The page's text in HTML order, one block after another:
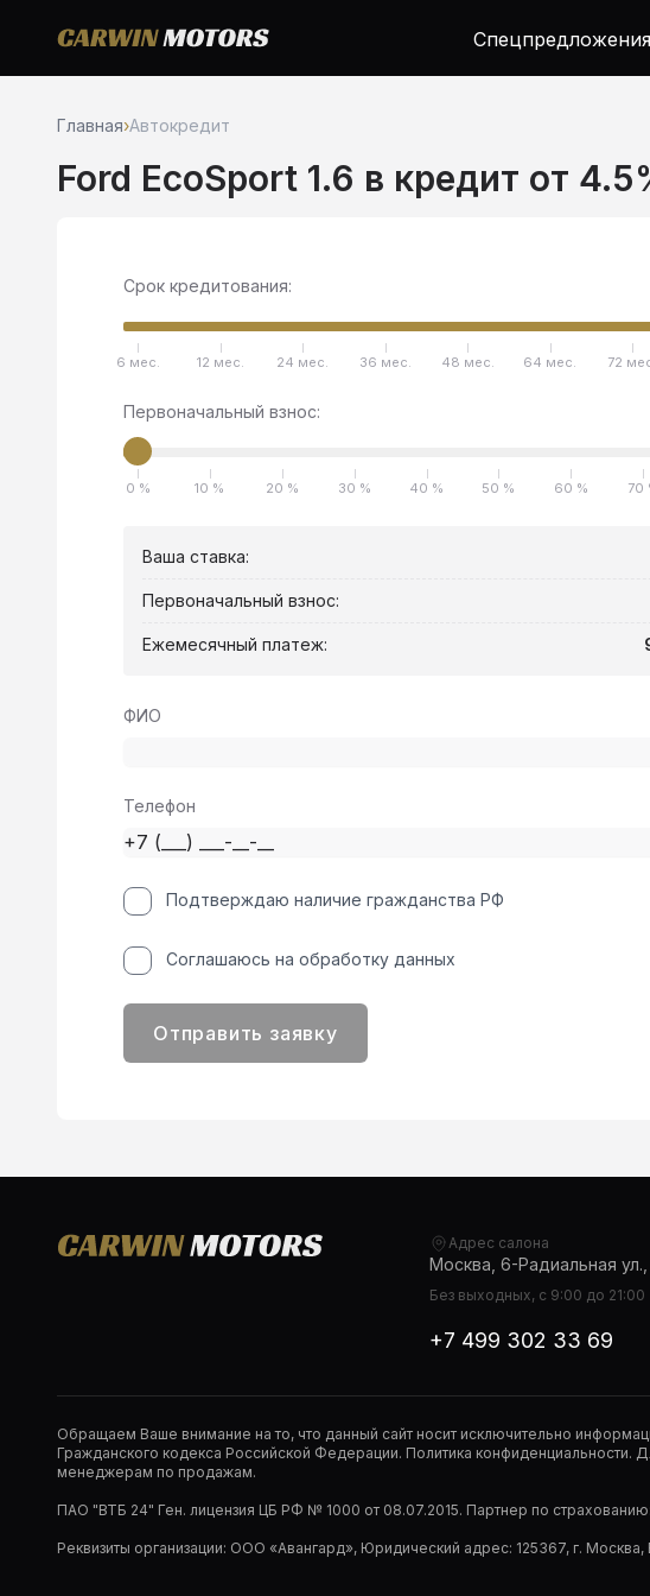
Главная›Автокредит
Ford EcoSport 1.6 в кредит от
Срок кредитования:
6 мес. 12 мес. 24 мес. 36 мес. 48 мес. 64 мес. 72
Первоначальный взнос:
0 % 10 % 20 % 30 % 40 % 50 % 60 % 70
Ваша ставка:
Первоначальный взнос:
Ежемесячный платеж:
ФИО
Телефон
Подтверждаю наличие гражданства РФ
Соглашаюсь на обработку данных
Отправить заявку
Адрес салона
Москва, 6-Радиальная ул.,
Без выходных, с 9:00 до 21:00
+7 499 302 33 69
Обращаем Ваше внимание на то, что данный сайт носит исключительно
Гражданского кодекса Российской Федерации. Политика
менеджерам по продажам.
ПАО "ВТБ 24" Ген. лицензия ЦБ РФ № 1000 от 08.07.2015. Партнер по
Реквизиты организации: ООО «Авангард», Юридический адрес: 125367, г.